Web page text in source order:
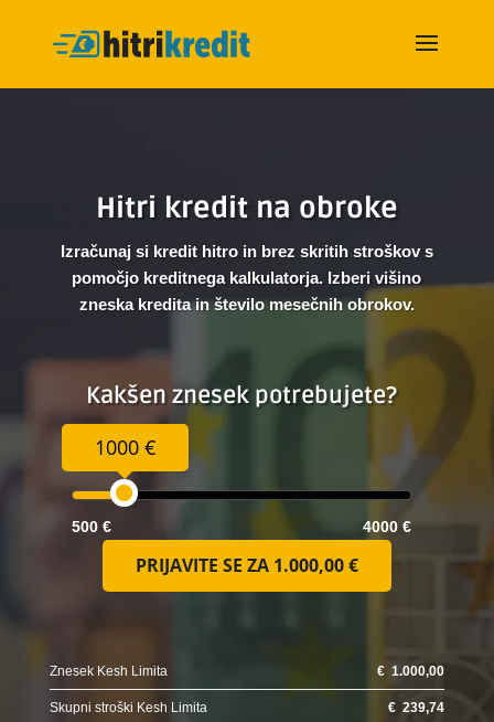
Hitri kredit na obroke
Izračunaj si kredit hitro in brez skritih stroškov s
pomočjo kreditnega kalkulatorja. Izberi višino
zneska kredita in število mesečnih obrokov.
Kakšen znesek potrebujete?
1000 €
500 € 4000 €
PRIJAVITE SE ZA 1.000,00 €
Znesek Kesh Limita €1.000,00
Skupni stroški Kesh Limita €239,74